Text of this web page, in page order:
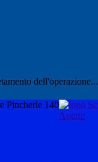
dell'operazione...